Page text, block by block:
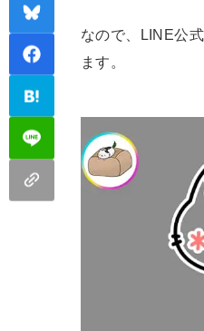
なので、LINE公
ます。